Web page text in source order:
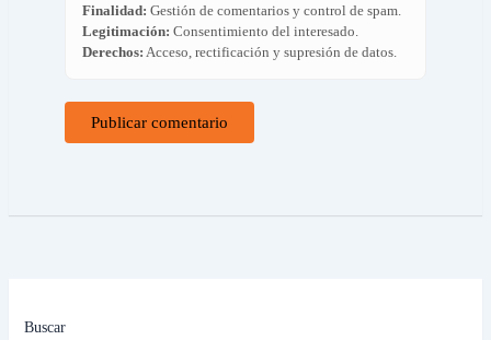
Finalidad: Gestión de comentarios y control de spam.
Legitimación: Consentimiento del interesado.
Derechos: Acceso, rectificación y supresión de datos.
Buscar